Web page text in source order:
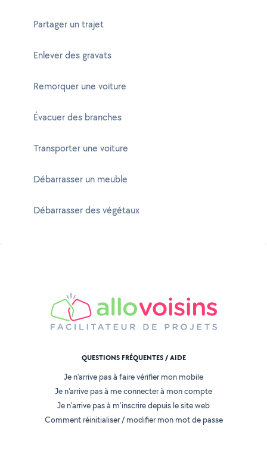
Partager un trajet
Enlever des gravats
Remorquer une voiture
Évacuer des branches
Transporter une voiture
Débarrasser un meuble
Débarrasser des végétaux
QUESTIONS FRÉQUENTES / AIDE
Je n'arrive pas à faire vérifier mon mobile
Je n'arrive pas à me connecter à mon compte
Je n'arrive pas à m'inscrire depuis le site web
Comment réinitialiser / modifier mon mot de passe